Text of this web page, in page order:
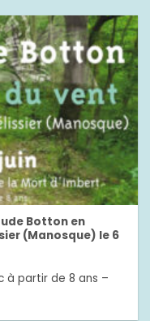
Botton en
(Manosque) le 6
à partir de 8 ans –